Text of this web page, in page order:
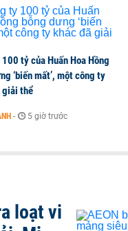
tỷ của Huấn Hoa Hồng
‘biến mất’, một công ty
giải thể
- 5 giờ trước
loạt vi